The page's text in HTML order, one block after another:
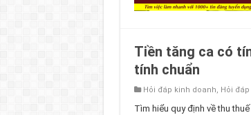
Tiền tăng ca có
tính chuẩn
Hỏi đáp kinh doanh, Hỏi
Tìm hiểu quy định về thu